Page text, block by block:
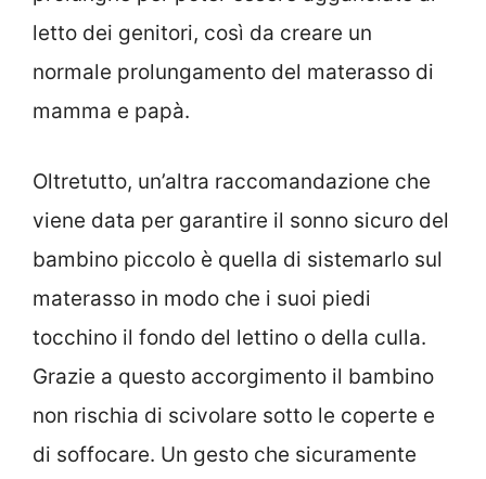
letto dei genitori, così da creare un
normale prolungamento del materasso di
mamma e papà.
Oltretutto, un’altra raccomandazione che
viene data per garantire il sonno sicuro del
bambino piccolo è quella di sistemarlo sul
materasso in modo che i suoi piedi
tocchino il fondo del lettino o della culla.
Grazie a questo accorgimento il bambino
non rischia di scivolare sotto le coperte e
di soffocare. Un gesto che sicuramente